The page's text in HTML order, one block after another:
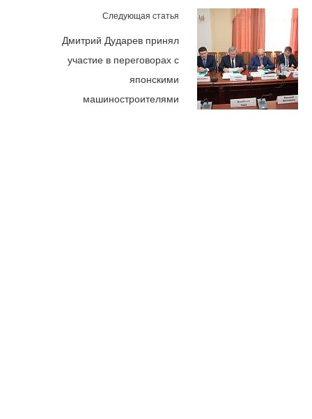
Следующая статья
Дмитрий Дударев принял
участие в переговорах с
японскими
машиностроителями